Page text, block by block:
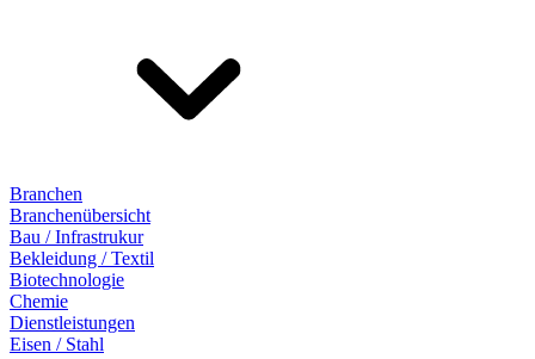
Branchen
Branchenübersicht
Bau / Infrastrukur
Bekleidung / Textil
Biotechnologie
Chemie
Dienstleistungen
Eisen / Stahl